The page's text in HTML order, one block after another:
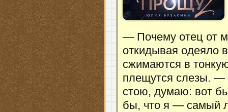
— Почему отец от
откидывая одеяло
сжимаются в
плещутся слезы. —
стою, думаю: вот
бы, что я — самый